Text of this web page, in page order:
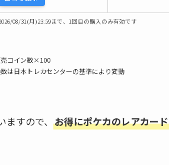
08/31(月)23:59まで、1回目の購入のみ有効です
コイン数×100
は日本トレカセンターの基準により変動
すので、 お得にポケカのレアカー